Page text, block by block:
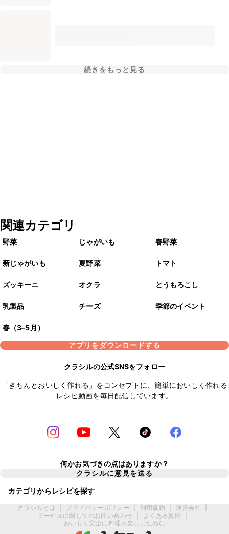
続きをもっと見る
関連カテゴリ
野菜 じゃがいも 春野菜
新じゃがいも 夏野菜 トマト
ズッキーニ オクラ とうもろこし
乳製品 チーズ 季節のイベント
春（3–5月）
アプリをダウンロードする
クラシルの公式SNSをフォロー
「きちんとおいしく作れる」をコンセプトに、簡単においしく作れる
レシピ動画を毎日配信しています。
何かお気づきの点はありますか？
クラシルに意見を送る
カテゴリからレシピを探す
クラシルとは プライバシーポリシー 利用規約 運営会社
サービスに関してのお問い合わせ
よくある質問
おいしく安全に料理を楽しむために